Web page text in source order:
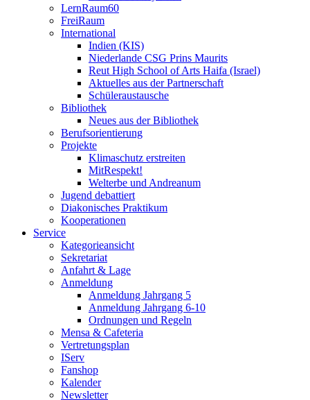
LernRaum60
FreiRaum
International
Indien (KIS)
Niederlande CSG Prins Maurits
Reut High School of Arts Haifa (Israel)
Aktuelles aus der Partnerschaft
Schüleraustausche
Bibliothek
Neues aus der Bibliothek
Berufsorientierung
Projekte
Klimaschutz erstreiten
MitRespekt!
Welterbe und Andreanum
Jugend debattiert
Diakonisches Praktikum
Kooperationen
Service
Kategorieansicht
Sekretariat
Anfahrt & Lage
Anmeldung
Anmeldung Jahrgang 5
Anmeldung Jahrgang 6-10
Ordnungen und Regeln
Mensa & Cafeteria
Vertretungsplan
IServ
Fanshop
Kalender
Newsletter